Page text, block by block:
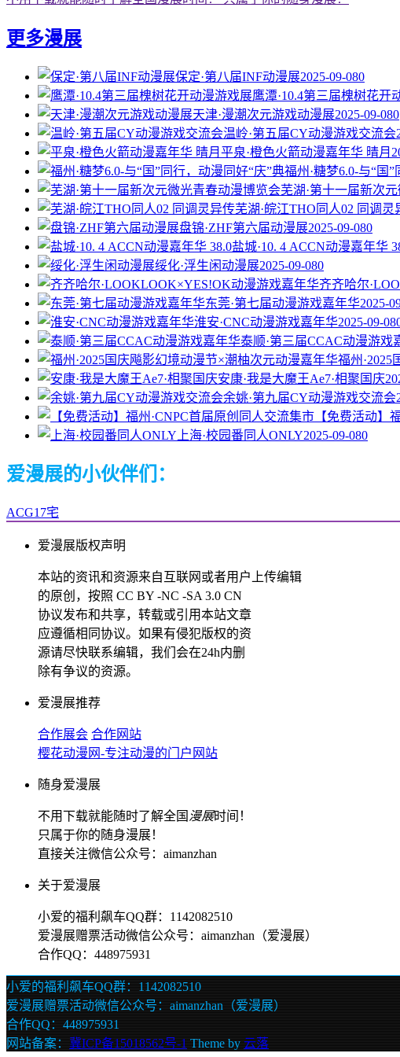
更多漫展
保定·第八届INF动漫展2025-09-080
鹰潭·10.4第三届槐树花开
天津·漫潮次元游戏动漫展2025-09-080
温岭·第五届CY动漫游戏交流会
平泉·橙色火箭动漫嘉年华 晴月
福州·糖梦6.0-与“国
芜湖·第十一届新次
芜湖·皖江THO同人02 同调灵
盘锦·ZHF第六届动漫展2025-09-080
盐城·10. 4 ACCN动漫嘉年华
绥化·浮生闲动漫展2025-09-080
齐齐哈尔
东莞·第七届动漫游戏嘉年华2025-
淮安·CNC动漫游戏嘉年华2025-09-08
泰顺·第三届CCAC动漫游戏
福州
安康·我是大魔王Ae7·相聚国庆
余姚·第九届CY动漫游戏交流会
【免费活动】
上海·校园番同人ONLY2025-09-080
爱漫展的小伙伴们：
ACG17宅
爱漫展版权声明
本站的资讯和资源来自互联网或者用户上传编辑
的原创，按照 CC BY -NC -SA 3.0 CN
协议发布和共享，转载或引用本站文章
应遵循相同协议。如果有侵犯版权的资
源请尽快联系编辑，我们会在24h内删
除有争议的资源。
爱漫展推荐
合作展会 合作网站
樱花动漫网-专注动漫的门户网站
随身爱漫展
不用下载就能随时了解全国 漫展时间！
只属于你的随身漫展！
直接关注微信公众号：aimanzhan
关于爱漫展
小爱的福利飙车QQ群：1142082510
爱漫展赠票活动微信公众号：aimanzhan（爱漫展）
合作QQ：448975931
小爱的福利飙车QQ群：1142082510
爱漫展赠票活动微信公众号：aimanzhan（爱漫展）
合作QQ：448975931
网站备案： 冀ICP备15018562号-1 Theme by 云落